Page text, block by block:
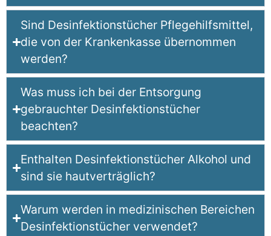
Sind Desinfektionstücher Pflegehilfsmittel,
die von der Krankenkasse übernommen
werden?
Was muss ich bei der Entsorgung
gebrauchter Desinfektionstücher
beachten?
Enthalten Desinfektionstücher Alkohol und
sind sie hautverträglich?
Warum werden in medizinischen Bereichen
Desinfektionstücher verwendet?